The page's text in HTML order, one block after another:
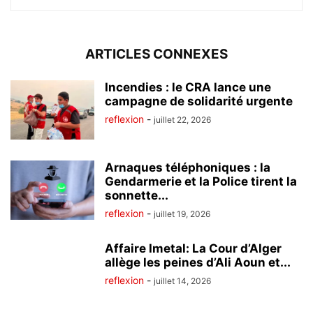
ARTICLES CONNEXES
Incendies : le CRA lance une
campagne de solidarité urgente
reflexion - juillet 22, 2026
Arnaques téléphoniques : la
Gendarmerie et la Police tirent la
sonnette...
reflexion - juillet 19, 2026
Affaire Imetal: La Cour d’Alger
allège les peines d’Ali Aoun et...
reflexion - juillet 14, 2026